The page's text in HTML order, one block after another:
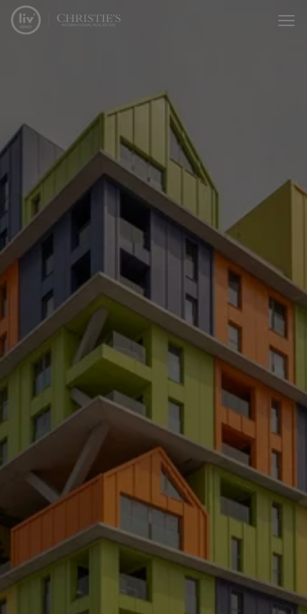
Menu overslaan en naar de inhoud gaan